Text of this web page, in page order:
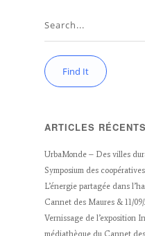
ARTICLES RÉCENTS
UrbaMonde – Des villes
Symposium des
L’énergie partagée dans
Cannet des Maures & 11/
Vernissage de l’exposition
médiathèque du Cannet